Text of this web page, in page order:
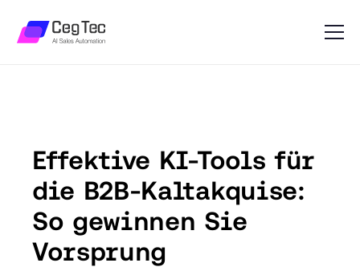
Effektive KI-Tools für
die B2B-Kaltakquise:
So gewinnen Sie
Vorsprung